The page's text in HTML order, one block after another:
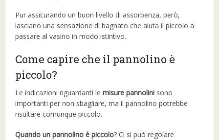
Pur assicurando un buon livello di assorbenza, però,
lasciano una sensazione di bagnato che aiuta il piccolo a
passare al vasino in modo istintivo.
Come capire che il pannolino è
piccolo?
Le indicazioni riguardanti lemisure pannolini sono
importanti per non sbagliare, ma il pannolino potrebbe
risultare comunque piccolo.
Quando un pannolino è piccolo? Ci si può regolare